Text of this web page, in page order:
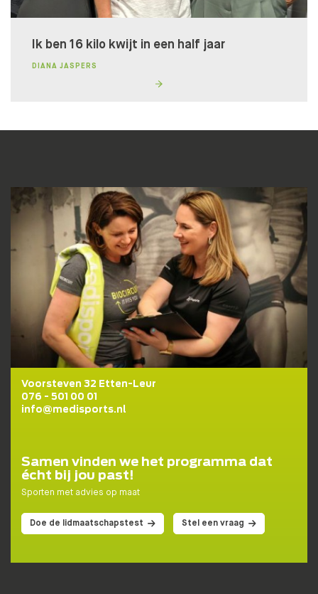
Ik ben 16 kilo kwijt in een half jaar
DIANA JASPERS
Voorsteven 32 Etten-Leur
076 - 501 00 01
info@medisports.nl
Samen vinden we het programma dat
écht bij jou past!
Sporten met advies op maat
Doe de lidmaatschapstest Stel een vraag